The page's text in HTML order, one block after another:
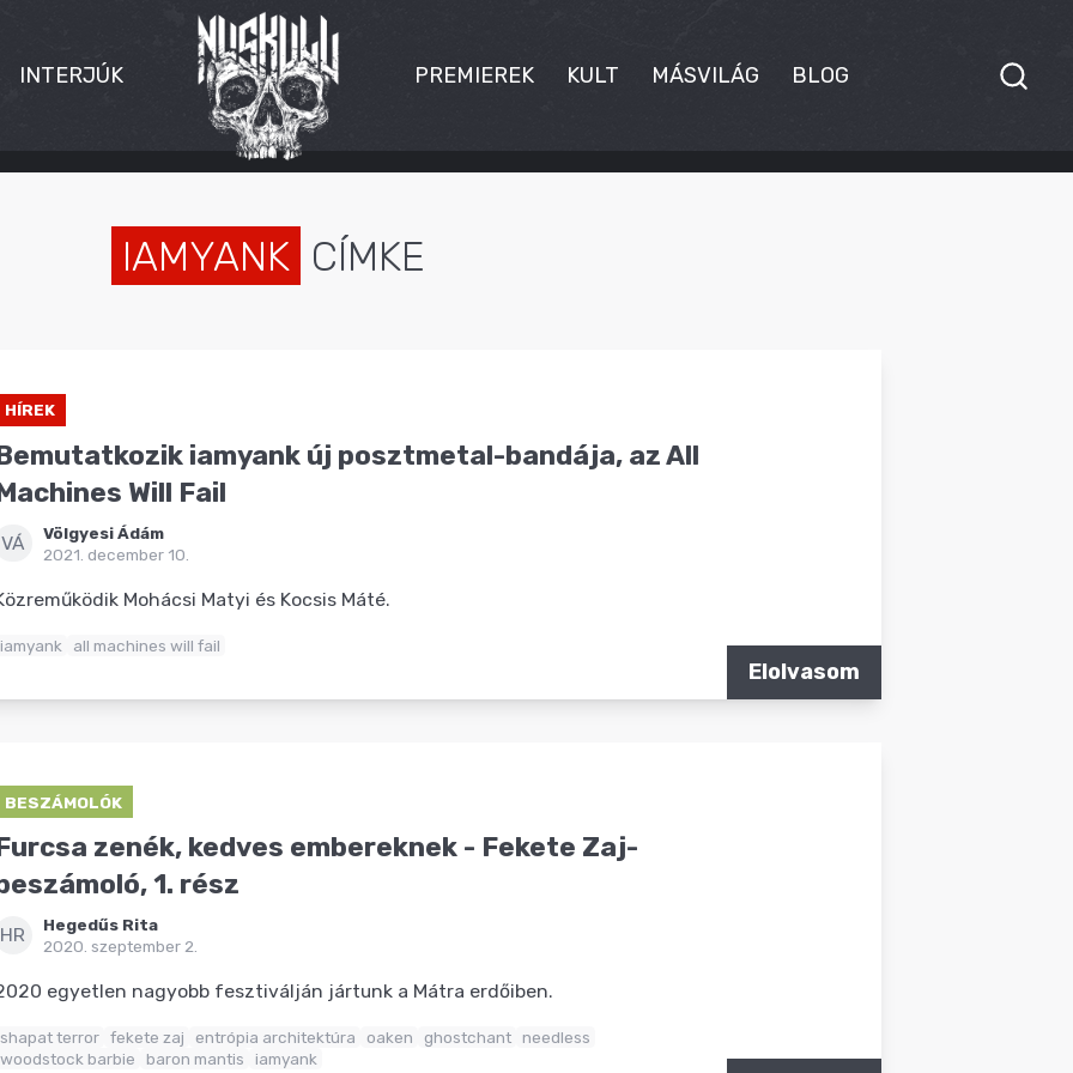
INTERJÚK PREMIEREK KULT MÁSVILÁG BLOG
IAMYANK CÍMKE
HÍREK
iamyank új posztmetal-bandája, az All
Will Fail
VÁ
Völgyesi Ádám
2021. december 10.
Mohácsi Matyi és Kocsis Máté.
iamyank all machines will fail
Elolvasom
BESZÁMOLÓK
zenék, kedves embereknek - Fekete Zaj-
1. rész
HR
Hegedűs Rita
2020. szeptember 2.
egyetlen nagyobb fesztiválján jártunk a Mátra erdőiben.
shapat terror fekete zaj entrópia architektúra oaken ghostchant needless
woodstock barbie
baron mantis iamyank